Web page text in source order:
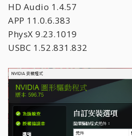
HD Audio 1.4.57
APP 11.0.6.383
PhysX 9.23.1019
USBC 1.52.831.832